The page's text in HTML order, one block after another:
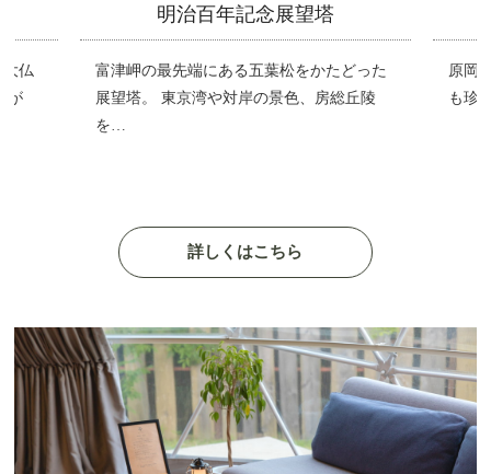
大仏
が
明治百年記念展望塔
富津岬の最先端にある五葉松をかたどった
展望塔。 東京湾や対岸の景色、房総丘陵
を…
原岡
も珍
詳しくはこちら